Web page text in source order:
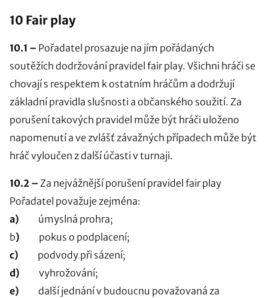
10 Fair play
10.1 – Pořadatel prosazuje na jím pořádaných
soutěžích dodržování pravidel fair play. Všichni hráči se
chovají s respektem k ostatním hráčům a dodržují
základní pravidla slušnosti a občanského soužití. Za
porušení takových pravidel může být hráči uloženo
napomenutí a ve zvlášť závažných případech může být
hráč vyloučen z další účasti v turnaji.
10.2 – Za nejvážnější porušení pravidel fair play
Pořadatel považuje zejména:
a) úmyslná prohra;
b) pokus o podplacení;
c) podvody při sázení;
d) vyhrožování;
e) další jednání v budoucnu považovaná za